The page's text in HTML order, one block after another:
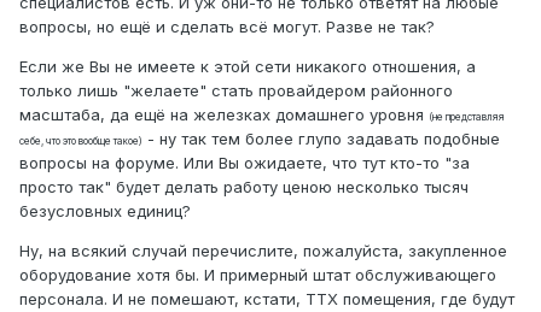
вопросы, но ещё и сделать всё могут. Разве не так?
Если же Вы не имеете к этой сети никакого отношения, а
только лишь "желаете" стать провайдером районного
масштаба, да ещё на железках домашнего уровня (не представляя
себе, что это вообще такое) - ну так тем более глупо задавать подобные
вопросы на форуме. Или Вы ожидаете, что тут кто-то "за
просто так" будет делать работу ценою несколько тысяч
безусловных единиц?
Ну, на всякий случай перечислите, пожалуйста, закупленное
оборудование хотя бы. И примерный штат обслуживающего
персонала. И не помешают, кстати, ТТХ помещения, где будут